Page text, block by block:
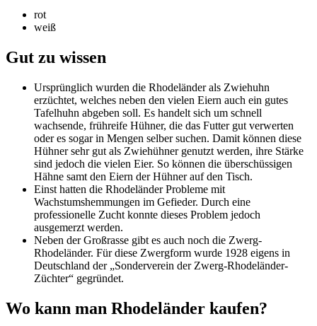
rot
weiß
Gut zu wissen
Ursprünglich wurden die Rhodeländer als Zwiehuhn
erzüchtet, welches neben den vielen Eiern auch ein gutes
Tafelhuhn abgeben soll. Es handelt sich um schnell
wachsende, frühreife Hühner, die das Futter gut verwerten
oder es sogar in Mengen selber suchen. Damit können diese
Hühner sehr gut als Zwiehühner genutzt werden, ihre Stärke
sind jedoch die vielen Eier. So können die überschüssigen
Hähne samt den Eiern der Hühner auf den Tisch.
Einst hatten die Rhodeländer Probleme mit
Wachstumshemmungen im Gefieder. Durch eine
professionelle Zucht konnte dieses Problem jedoch
ausgemerzt werden.
Neben der Großrasse gibt es auch noch die Zwerg-
Rhodeländer. Für diese Zwergform wurde 1928 eigens in
Deutschland der „Sonderverein der Zwerg-Rhodeländer-
Züchter“ gegründet.
Wo kann man Rhodeländer kaufen?